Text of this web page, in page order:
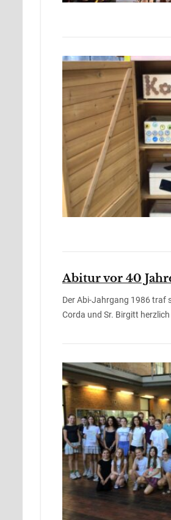
Abitur vor 40
Der Abi-Jahrgang 1986 traf
Corda und Sr. Birgitt